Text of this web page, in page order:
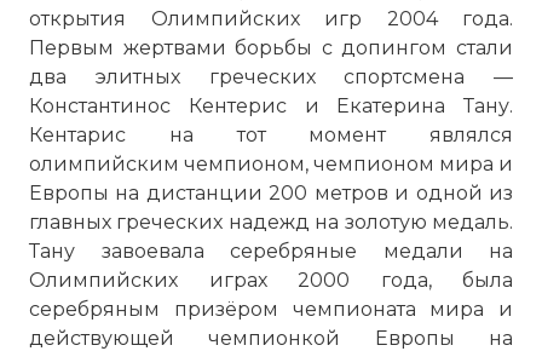
открытия Олимпийских игр 2004 года.
Первым жертвами борьбы с допингом стали
два элитных греческих спортсмена —
Константинос Кентерис и Екатерина Тану.
Кентарис на тот момент являлся
олимпийским чемпионом, чемпионом мира и
Европы на дистанции 200 метров и одной из
главных греческих надежд на золотую медаль.
Тану завоевала серебряные медали на
Олимпийских играх 2000 года, была
серебряным призёром чемпионата мира и
действующей чемпионкой Европы на